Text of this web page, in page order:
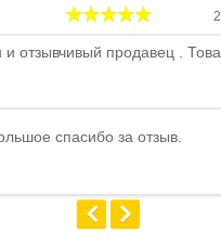
отзывчивый продавец .
спасибо за отзыв.